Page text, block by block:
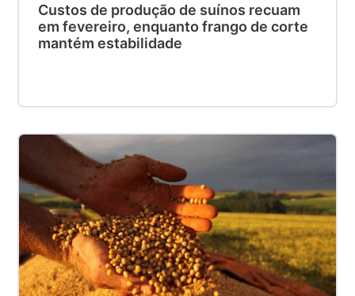
Custos de produção de suínos recuam
em fevereiro, enquanto frango de corte
mantém estabilidade